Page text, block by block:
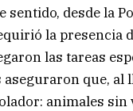
sentido, desde la
la presencia
las tareas
aseguraron que,
animales